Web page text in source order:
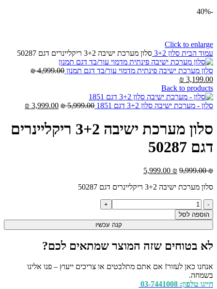
-40%
Click to enlarge
עמוד הבית סלון 3+2 סלון מערכת ישיבה 3+2 ריקליינרים דגם 50287
סלון מערכת ישיבה פינתית מדמוי עור/בד דגם תמנון 4,999.00
₪המחיר
3,199.00
₪
הנוכחי
הוא:
3,199.00 ₪.
Back to products
סלון - מערכת ישיבה סלון 3+2 דגם 1851 5,999.00
₪ המחיר
5,999.00 ₪.
3,999.00
₪
₪.
סלון מערכת ישיבה 3+2 ריקליינרים
דגם 50287
9,999.00₪
המחיר
היה:
5,999.00 ₪
הוא:
סלון מערכת ישיבה 3+2 ריקליינרים דגם 50287
כמות
של
סלון
מערכת
3+2
דגם
50287
הוספה לסל
קנה עכשיו
לא בטוחים שזה המוצר שמתאים לכם?
אנחנו כאן לעזור! אם אתם מתלבטים או צריכים ייעוץ – פנו אלינו
בשמחה.
חייגו טלפון: 03-7441008